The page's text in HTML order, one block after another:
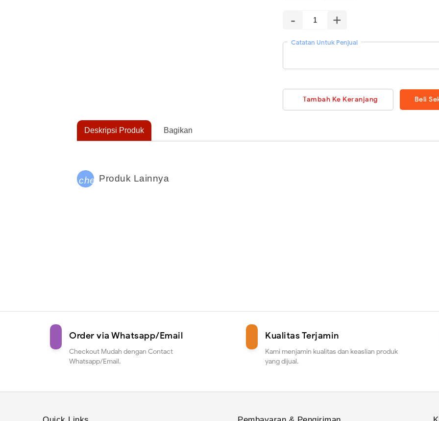
- +
Catatan Untuk Penjual
Tambah Ke Keranjang Beli
Deskripsi Produk Bagikan
check_circle_outline
Produk Lainnya
Order via Whatsapp/Email
Checkout Mudah dengan Contact
Whatsapp/Email.
Kualitas Terjamin
Kami menjamin kualitas dan keaslian produk
yang dijual.